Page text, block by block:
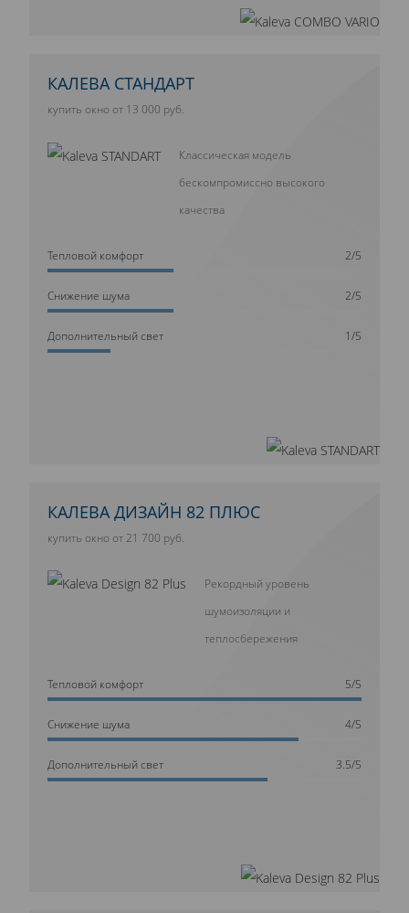
КАЛЕВА СТАНДАРТ
купить окно от 13 000 руб.
Классическая модель
бескомпромиссно высокого
качества
Тепловой комфорт 2/5
Cнижение шума 2/5
Дополнительный свет 1/5
КАЛЕВА ДИЗАЙН 82 ПЛЮС
купить окно от 21 700 руб.
Рекордный уровень
шумоизоляции и
теплосбережения
Тепловой комфорт 5/5
Cнижение шума 4/5
Дополнительный свет 3.5/5